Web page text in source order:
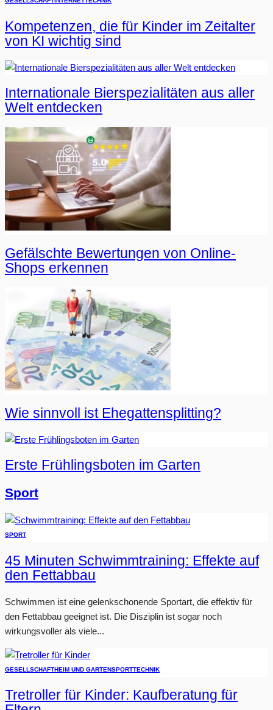
Kompetenzen, die für Kinder im Zeitalter
von KI wichtig sind
Internationale Bierspezialitäten aus aller
Welt entdecken
Gefälschte Bewertungen von Online-
Shops erkennen
Wie sinnvoll ist Ehegattensplitting?
Erste Frühlingsboten im Garten
Sport
SPORT
45 Minuten Schwimmtraining: Effekte auf
den Fettabbau
Schwimmen ist eine gelenkschonende Sportart, die effektiv für
den Fettabbau geeignet ist. Die Disziplin ist sogar noch
wirkungsvoller als viele...
GESELLSCHAFTHEIM UND GARTENSPORTTECHNIK
Tretroller für Kinder: Kaufberatung für